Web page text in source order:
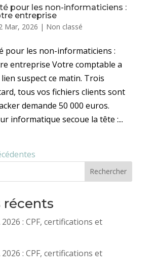
pour les non-informaticiens :
entreprise
Mar, 2026 | Non classé
pour les non-informaticiens :
entreprise Votre comptable a
suspect ce matin. Trois
tous vos fichiers clients sont
demande 50 000 euros.
informatique secoue la tête :...
Rechercher
récents
: CPF, certifications et
: CPF, certifications et